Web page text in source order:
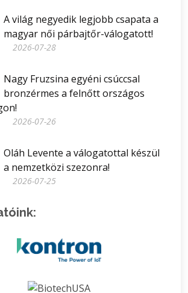
A világ negyedik legjobb csapata a
magyar női párbajtőr-válogatott!
2026-07-28
Nagy Fruzsina egyéni csúccsal
bronzérmes a felnőtt országos
2026-07-26
Oláh Levente a válogatottal készül
a nemzetközi szezonra!
2026-07-25